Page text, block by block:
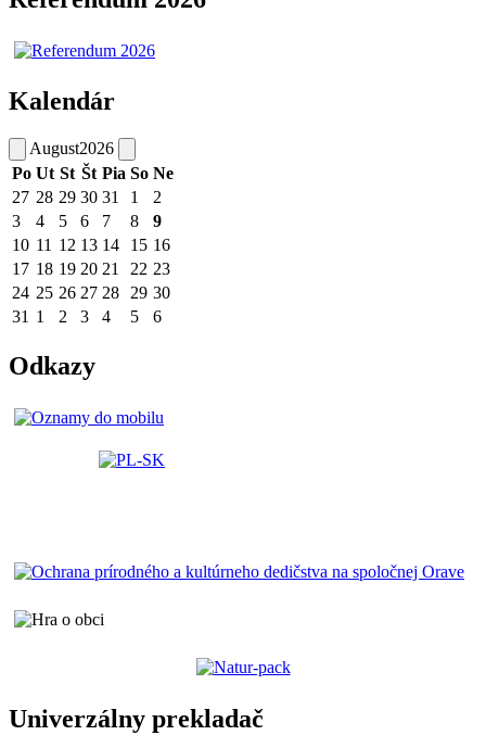
Kalendár
August2026
Po Ut St Št Pia So Ne
27 28 29 30 31 1
2
3
4 5 6 7 8
9
10 11 12 13 14 15 16
17 18 19 20 21 22 23
24 25 26 27 28 29 30
31 1 2 3 4 5 6
Odkazy
Univerzálny prekladač